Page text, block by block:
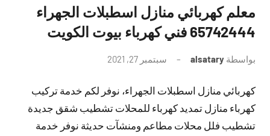
معلم كهربائي منازل اسطبلات الجهراء
65742444 فني كهرباء بيوت الكويت
بواسطة alsatary سبتمبر 27, 2021
تعليقات
كهربائي منازل اسطبلات الجهراء، نوفر لكم خدمة تركيب
كهرباء منازل تمديد كهرباء للمحلات تشطيب شقق جديدة
تشطيب فلل محلات مطاعم ومنشآت حديثة نوفر خدمة